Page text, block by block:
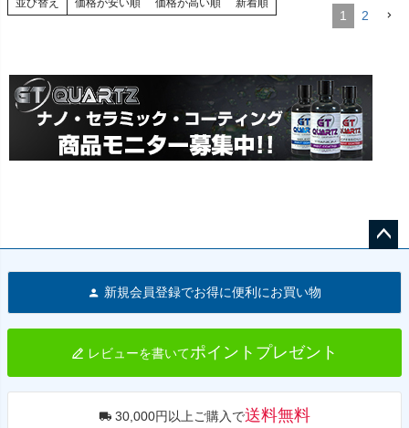
並び替え 価格が安い順 価格が高い順 新着順
1 2
へ
新規会員登録でお得に便利にお買い物
レビューを書いてポイントプレゼント
30,000円以上ご購入で送料無料